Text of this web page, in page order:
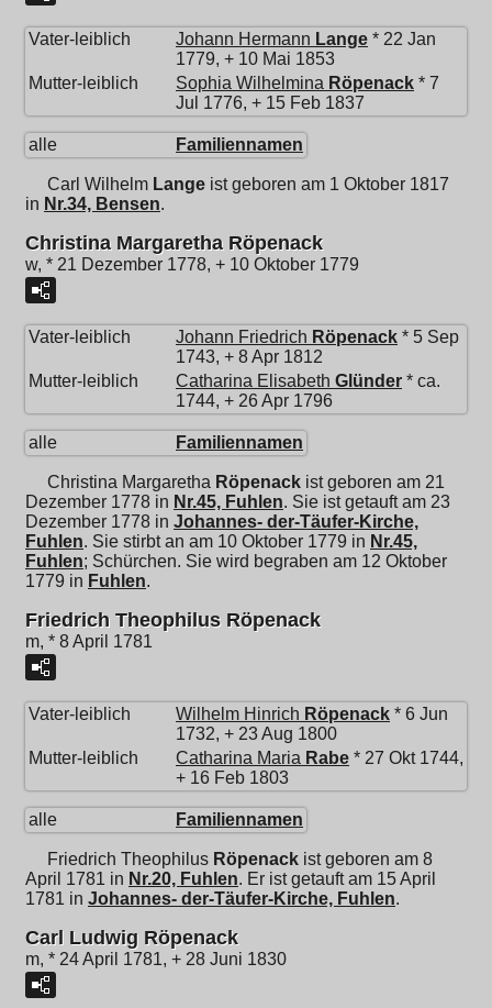
Vater-leiblich Johann Hermann Lange * 22 Jan
1779, + 10 Mai 1853
Mutter-leiblich
Sophia Wilhelmina Röpenack * 7
Jul 1776, + 15 Feb 1837
alle Familiennamen
Carl Wilhelm Lange ist geboren am 1 Oktober 1817
in Nr.34, Bensen.
Christina Margaretha Röpenack
w, * 21 Dezember 1778, + 10 Oktober 1779
Vater-leiblich Johann Friedrich Röpenack * 5 Sep
1743, + 8 Apr 1812
Mutter-leiblich
Catharina Elisabeth Glünder * ca.
1744, + 26 Apr 1796
alle Familiennamen
Christina Margaretha Röpenack ist geboren am 21
Dezember 1778 in Nr.45, Fuhlen. Sie ist getauft am 23
Dezember 1778 in Johannes- der-Täufer-Kirche,
Fuhlen. Sie stirbt an am 10 Oktober 1779 in Nr.45,
Fuhlen; Schürchen. Sie wird begraben am 12 Oktober
1779 in Fuhlen.
Friedrich Theophilus Röpenack
m, * 8 April 1781
Vater-leiblich Wilhelm Hinrich Röpenack * 6 Jun
1732, + 23 Aug 1800
Mutter-leiblich
Catharina Maria Rabe * 27 Okt 1744,
+ 16 Feb 1803
alle Familiennamen
Friedrich Theophilus Röpenack ist geboren am 8
April 1781 in Nr.20, Fuhlen. Er ist getauft am 15 April
1781 in Johannes- der-Täufer-Kirche, Fuhlen.
Carl Ludwig Röpenack
m, * 24 April 1781, + 28 Juni 1830